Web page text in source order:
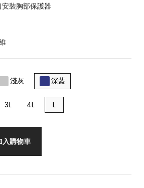
裝胸部保護器
淺灰 深藍
3L 4L L
入購物車